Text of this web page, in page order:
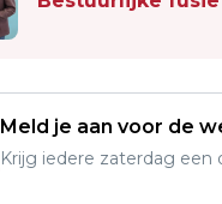
Meld je aan voor de
Krijg iedere zaterdag een